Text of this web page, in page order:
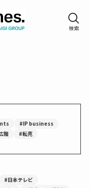
#IP business
報 #転売
#日本テレビ